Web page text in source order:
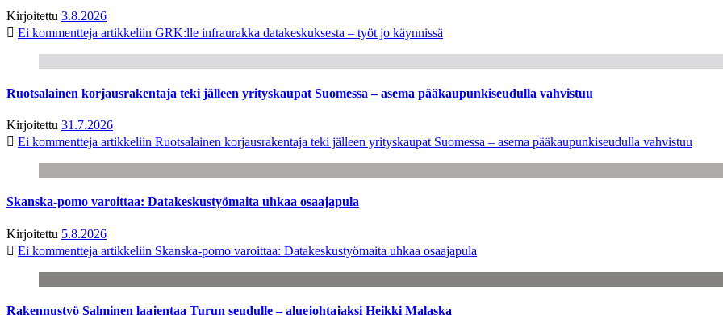
Kirjoitettu 3.8.2026
Ei kommentteja artikkeliin GRK:lle infraurakka datakeskuksesta – työt jo käynnissä
Ruotsalainen korjausrakentaja teki jälleen yrityskaupat Suomessa – asema pääkaupunkiseudulla vahvistuu
Kirjoitettu 31.7.2026
Ei kommentteja artikkeliin Ruotsalainen korjausrakentaja teki jälleen yrityskaupat Suomessa – asema pääkaupunkiseudulla vahvistuu
Skanska-pomo varoittaa: Datakeskustyömaita uhkaa osaajapula
Kirjoitettu 5.8.2026
Ei kommentteja artikkeliin Skanska-pomo varoittaa: Datakeskustyömaita uhkaa osaajapula
Rakennustyö Salminen laajentaa Turun seudulle – aluejohtajaksi Heikki Malaska